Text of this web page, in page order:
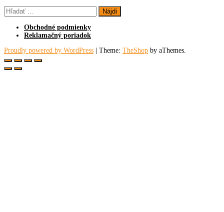
Hľadať:
Obchodné podmienky
Reklamačný poriadok
Proudly powered by WordPress | Theme: TheShop by aThemes.